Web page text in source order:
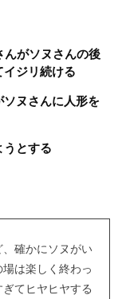
んがソヌさんの後
ジリ続ける
ソヌさんに人形を
うとする
確かにソヌがい
は楽しく終わっ
てヒヤヒヤする